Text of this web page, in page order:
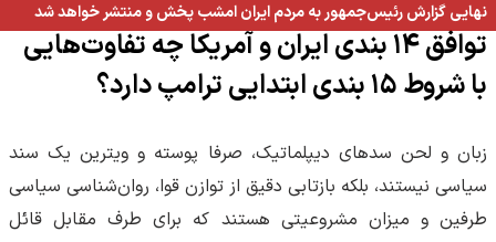
نهایی گزارش رئیس‌جمهور به مردم ایران امشب پخش و منتشر خواهد شد
توافق ۱۴ بندی ایران و آمریکا چه تفاوت‌هایی
با شروط ۱۵ بندی ابتدایی ترامپ دارد؟
زبان و لحن سدهای دیپلماتیک، صرفا پوسته و ویترین یک سند
سیاسی نیستند، بلکه بازتابی دقیق از توازن قوا، روان‌شناسی سیاسی
طرفین و میزان مشروعیتی هستند که برای طرف مقابل قائل